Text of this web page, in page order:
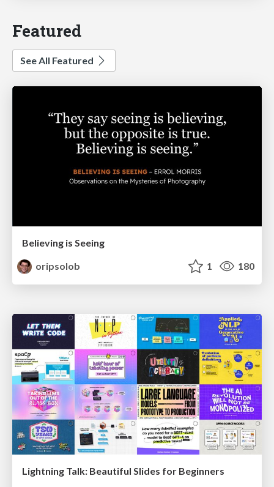
Featured
See All Featured
Believing is Seeing
oripsolob
1 180
Lightning Talk: Beautiful Slides for Beginners